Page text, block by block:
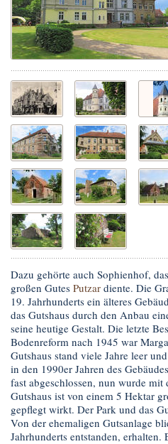
Dazu gehörte auch Sophienhof,
großen Gutes Putzar diente. Die
19. Jahrhunderts ein älteres
das Gutshaus durch den Anbau
seine heutige Gestalt. Die letzte
Bodenreform nach 1945 war
Gutshaus stand viele Jahre leer
in den 1990er Jahren des
fast abgeschlossen, nun wurde
Gutshaus ist von einem 5 Hektar
gepflegt wirkt. Der Park und das
Von der ehemaligen Gutsanlage
Jahrhunderts entstanden,